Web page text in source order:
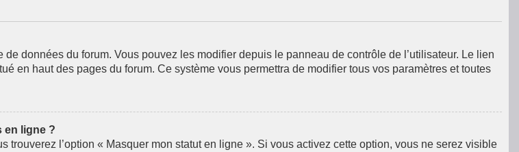
données du forum. Vous pouvez les modifier depuis le panneau de contrôle de l’utilisateur. Le lien
en haut des pages du forum. Ce système vous permettra de modifier tous vos paramètres et toutes
en ligne ?
trouverez l’option « Masquer mon statut en ligne ». Si vous activez cette option, vous ne serez visible